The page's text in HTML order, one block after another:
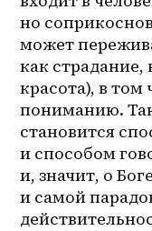
но
может
как страдание,
красота), в
пониманию.
становится
и способом
и, значит, о
и самой